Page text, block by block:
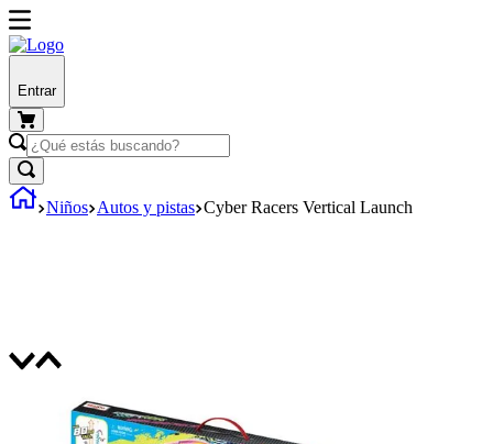
Entrar
Niños Autos y pistas Cyber Racers Vertical Launch